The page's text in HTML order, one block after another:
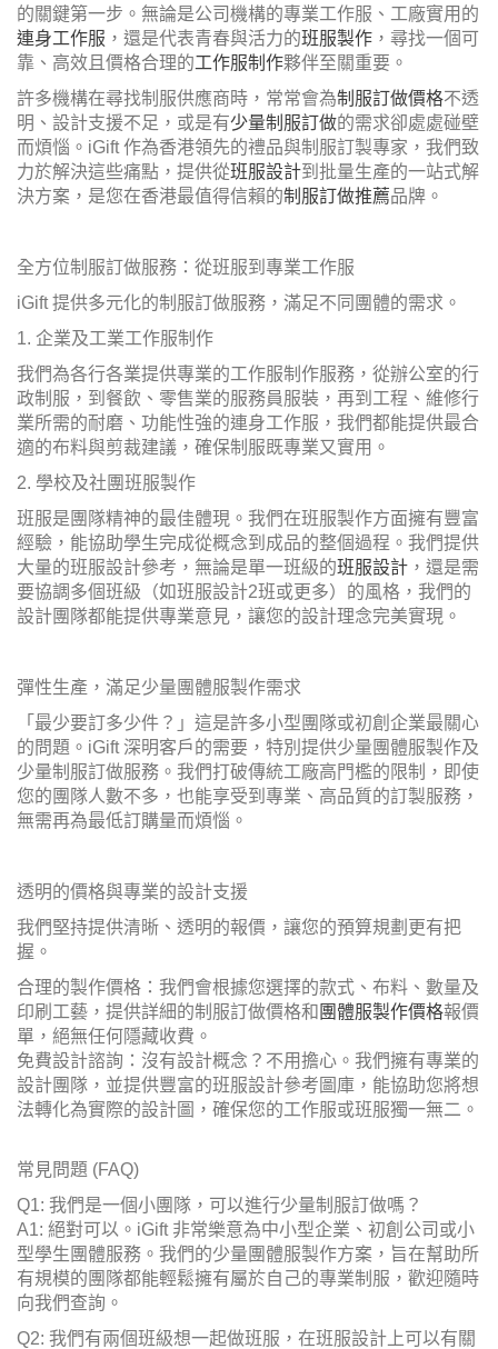
的關鍵第一步。無論是公司機構的專業工作服、工廠實用的
連身工作服 ，還是代表青春與活力的班服製作 ，尋找一個可
靠、高效且價格合理的工作服制作夥伴至關重要。
許多機構在尋找制服供應商時，常常會為制服訂做價格不透
明、設計支援不足，或是有少量制服訂做的需求卻處處碰壁
而煩惱。iGift 作為香港領先的禮品與制服訂製專家，我們致
力於解決這些痛點，提供從班服設計到批量生產的一站式解
決方案，是您在香港最值得信賴的制服訂做推薦品牌。
全方位制服訂做服務：從班服到專業工作服
iGift 提供多元化的制服訂做服務，滿足不同團體的需求。
1. 企業及工業工作服制作
我們為各行各業提供專業的工作服制作服務，從辦公室的行
政制服，到餐飲、零售業的服務員服裝，再到工程、維修行
業所需的耐磨、功能性強的連身工作服，我們都能提供最合
適的布料與剪裁建議，確保制服既專業又實用。
2. 學校及社團班服製作
班服是團隊精神的最佳體現。我們在班服製作方面擁有豐富
經驗，能協助學生完成從概念到成品的整個過程。我們提供
大量的班服設計參考，無論是單一班級的班服設計 ，還是需
要協調多個班級（如班服設計2班或更多）的風格，我們的
設計團隊都能提供專業意見，讓您的設計理念完美實現。
彈性生產，滿足少量團體服製作需求
「最少要訂多少件？」這是許多小型團隊或初創企業最關心
的問題。iGift 深明客戶的需要，特別提供少量團體服製作及
少量制服訂做服務。我們打破傳統工廠高門檻的限制，即使
您的團隊人數不多，也能享受到專業、高品質的訂製服務，
無需再為最低訂購量而煩惱。
透明的價格與專業的設計支援
我們堅持提供清晰、透明的報價，讓您的預算規劃更有把
握。
合理的製作價格：我們會根據您選擇的款式、布料、數量及
印刷工藝，提供詳細的制服訂做價格和 團體服製作價格報價
單，絕無任何隱藏收費。
免費設計諮詢：沒有設計概念？不用擔心。我們擁有專業的
設計團隊，並提供豐富的班服設計參考圖庫，能協助您將想
法轉化為實際的設計圖，確保您的工作服或班服獨一無二。
常見問題 (FAQ)
Q1: 我們是一個小團隊，可以進行少量制服訂做嗎？
A1: 絕對可以。iGift 非常樂意為中小型企業、初創公司或小
型學生團體服務。我們的少量團體服製作方案，旨在幫助所
有規模的團隊都能輕鬆擁有屬於自己的專業制服，歡迎隨時
向我們查詢。
Q2: 我們有兩個班級想一起做班服，在班服設計上可以有關